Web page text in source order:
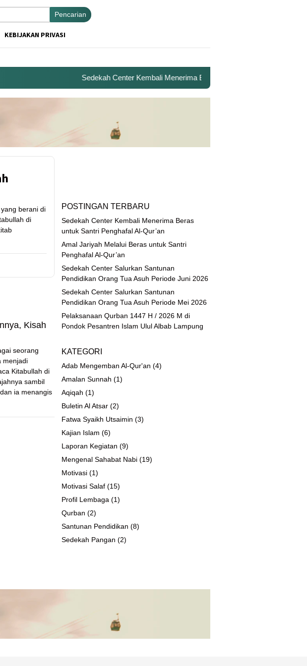
Pencarian
KEBIJAKAN PRIVASI
Sedekah Center Kembali Menerima Beras untuk Santri Penghafal Al-
berani di
di
Kisah
seorang
menjadi
Kitabullah di
sambil
ia menangis
POSTINGAN TERBARU
Sedekah Center Kembali Menerima Beras
untuk Santri Penghafal Al-Qur’an
Amal Jariyah Melalui Beras untuk Santri
Penghafal Al-Qur’an
Sedekah Center Salurkan Santunan
Pendidikan Orang Tua Asuh Periode Juni 2026
Sedekah Center Salurkan Santunan
Pendidikan Orang Tua Asuh Periode Mei 2026
Pelaksanaan Qurban 1447 H / 2026 M di
Pondok Pesantren Islam Ulul Albab Lampung
KATEGORI
Adab Mengemban Al-Qur'an (4)
Amalan Sunnah (1)
Aqiqah (1)
Buletin Al Atsar (2)
Fatwa Syaikh Utsaimin (3)
Kajian Islam (6)
Laporan Kegiatan (9)
Mengenal Sahabat Nabi (19)
Motivasi (1)
Motivasi Salaf (15)
Profil Lembaga (1)
Qurban (2)
Santunan Pendidikan (8)
Sedekah Pangan (2)